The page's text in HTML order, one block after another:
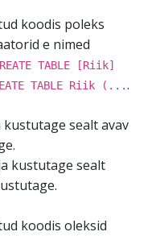
koodis poleks
e nimed
TABLE [Riik]
TABLE Riik (....
sealt avav
kustutage sealt
koodis oleksid